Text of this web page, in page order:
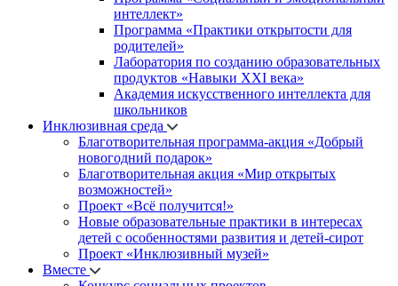
интеллект»
Программа «Практики открытости для
родителей»
Лаборатория по созданию образовательных
продуктов «Навыки XXI века»
Академия искусственного интеллекта для
школьников
Инклюзивная среда
Благотворительная программа-акция «Добрый
новогодний подарок»
Благотворительная акция «Мир открытых
возможностей»
Проект «Всё получится!»
Новые образовательные практики в интересах
детей с особенностями развития и детей-сирот
Проект «Инклюзивный музей»
Вместе